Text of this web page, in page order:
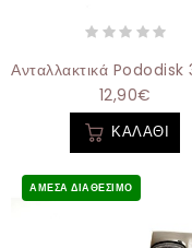
Ανταλλακτικά
12,90€
ΚΑΛΆΘΙ
ΆΜΕΣΑ ΔΙΑΘΈΣΙΜΟ